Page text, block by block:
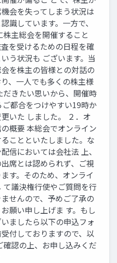
会を失ってしまう状況は
識しています。一方で、
主総会を開催すること
を受けるための日程を確
う状況も ございます。当
を株主の皆様との対話の
、一人でも多くの株主様
だきたい思いから、開催時
都合をつけやすい19時か
いた しました。 ２．オ
概要 本総会でオンライン
ことといたしました。な
信においては会社法 上、
席とは認められず、ご視
す。そのため、オンライ
て議決権行使やご質問を行
せんので、予めご了承の
願い申し上げま す。もし
ましたら以下の申込フォ
付しておりますので、以
確認の上、お申し込みくだ